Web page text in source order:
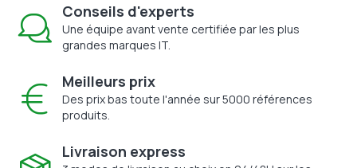
Conseils d'experts
Une équipe avant vente certifiée par les plus
grandes marques IT.
Meilleurs prix
Des prix bas toute l'année sur 5000 références
produits.
Livraison express